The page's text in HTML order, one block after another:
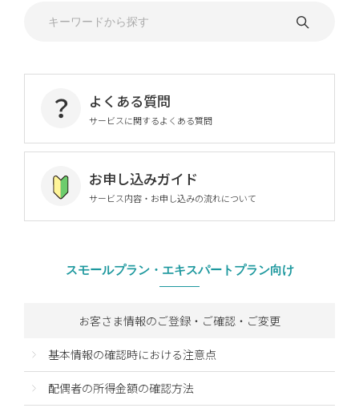
よくある質問
サービスに関するよくある質問
お申し込みガイド
サービス内容・お申し込みの流れについて
スモールプラン・ エキスパートプラン向け
お客さま情報のご登録・ご確認・ご変更
基本情報の確認時における注意点
配偶者の所得金額の確認方法